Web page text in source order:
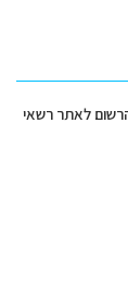
לאתר רשאי